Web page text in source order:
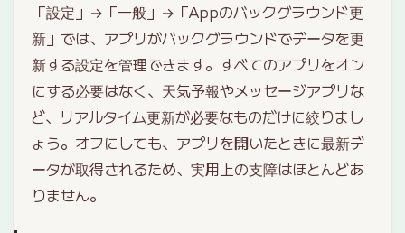
「設定」→「一般」→「Appのバックグラウンド更
新」では、アプリがバックグラウンドでデータを更
新する設定を管理できます。すべてのアプリをオン
にする必要はなく、天気予報やメッセージアプリな
ど、リアルタイム更新が必要なものだけに絞りまし
ょう。オフにしても、アプリを開いたときに最新デ
ータが取得されるため、実用上の支障はほとんどあ
りません。